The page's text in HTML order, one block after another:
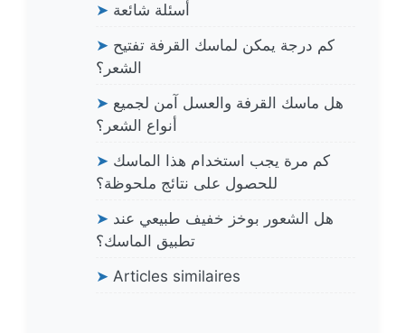
➤ أسئلة شائعة
➤ كم درجة يمكن لماسك القرفة تفتيح
الشعر؟
➤ هل ماسك القرفة والعسل آمن لجميع
أنواع الشعر؟
➤ كم مرة يجب استخدام هذا الماسك
للحصول على نتائج ملحوظة؟
➤ هل الشعور بوخز خفيف طبيعي عند
تطبيق الماسك؟
➤ Articles similaires